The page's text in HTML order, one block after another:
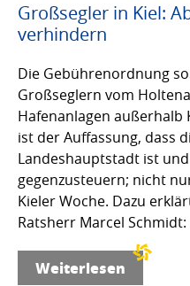
Großsegler in Kiel:
verhindern
Die Gebührenordnung
Großseglern vom
Hafenanlagen außerhalb
ist der Auffassung, dass
Landeshauptstadt ist
gegenzusteuern; nicht
Kieler Woche. Dazu
Ratsherr Marcel Schmidt:
Weiterlesen